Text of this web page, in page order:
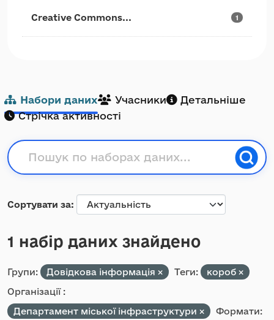
Creative Commons... 1
Набори даних Учасники
Детальніше
Стрічка активності
Сортувати за
1 набір даних знайдено
Групи: Довідкова інформація Теги:
короб
Організації :
Департамент міської інфраструктури
Формати: